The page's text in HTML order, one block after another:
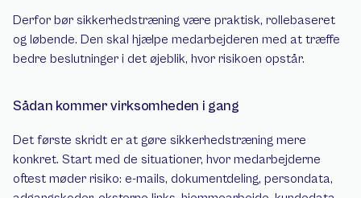
Derfor bør sikkerhedstræning være praktisk, rollebaseret
og løbende. Den skal hjælpe medarbejderen med at træffe
bedre beslutninger i det øjeblik, hvor risikoen opstår.
Sådan kommer virksomheden i gang
Det første skridt er at gøre sikkerhedstræning mere
konkret. Start med de situationer, hvor medarbejderne
oftest møder risiko: e-mails, dokumentdeling, persondata,